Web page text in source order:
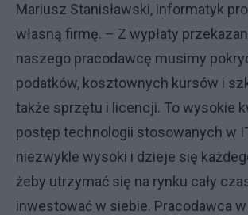
Mariusz Stanisławski, informatyk
własną firmę. – Z wypłaty
naszego pracodawcę musimy
podatków, kosztownych kursów i
także sprzętu i licencji. To wysokie
postęp technologii stosowanych w
niezwykle wysoki i dzieje się
żeby utrzymać się na rynku cały
inwestować w siebie. Pracodawca